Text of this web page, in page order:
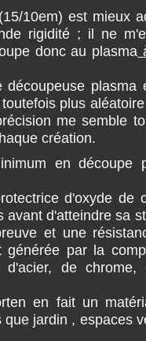
10em) est mieux
rigidité ; il ne
donc au plasma
découpeuse plasma
plus
me semble
création.
en découpe
d'oxyde de
avant d'atteindre sa
et une
générée par la
de chrome,
en fait un
jardin , espaces